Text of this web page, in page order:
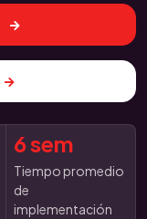
6 sem
Tiempo promedio
de
implementación